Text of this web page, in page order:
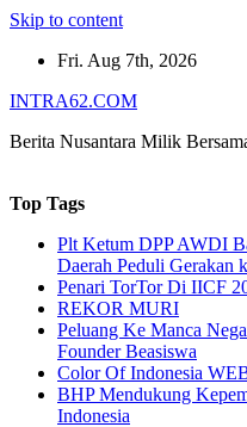
Skip to content
Fri. Aug 7th, 2026
INTRA62.COM
Berita Nusantara Milik
Top Tags
Plt Ketum DPP AWDI
Daerah Peduli Gerakan
Penari TorTor Di IICF
REKOR MURI
Peluang Ke Manca
Founder Beasiswa
Color Of Indonesia
BHP Mendukung
Indonesia